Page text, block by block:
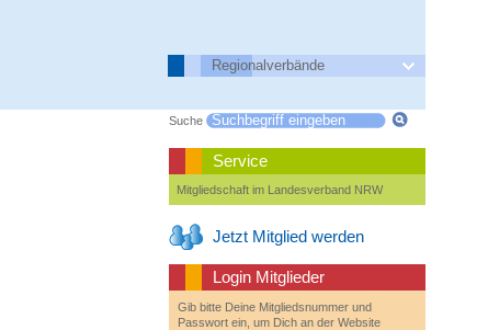
Regionalverbände
Suche
Service
Mitgliedschaft im Landesverband NRW
Jetzt Mitglied werden
Login Mitglieder
Gib bitte Deine Mitgliedsnummer und
Passwort ein, um Dich an der Website